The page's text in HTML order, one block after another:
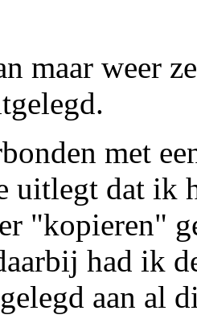
maar weer
met
uitlegt dat ik
"kopieren"
had ik
aan al